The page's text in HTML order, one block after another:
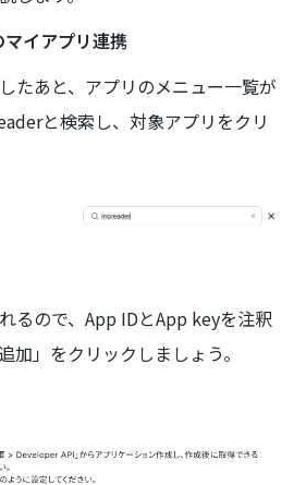
イアプリ連携
たあと、アプリのメニュー一覧が
と検索し、対象アプリをクリ
るので、App IDとApp keyを注釈
加」をクリックしましょう。